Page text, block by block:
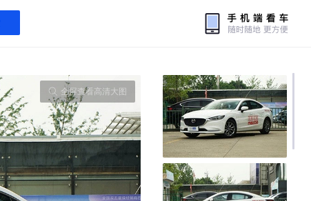
全屏查看高清大图